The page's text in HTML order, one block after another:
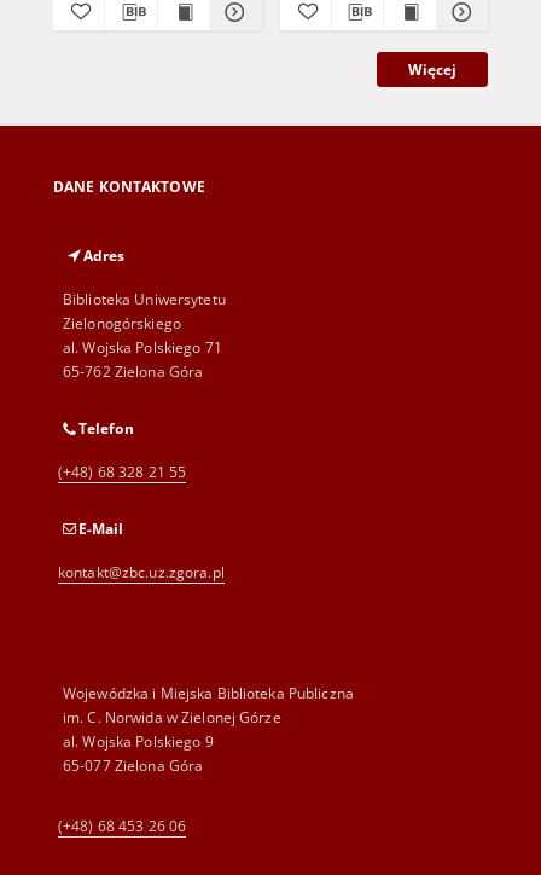
Więcej
DANE KONTAKTOWE
Adres
Biblioteka Uniwersytetu
Zielonogórskiego
al. Wojska Polskiego 71
65-762 Zielona Góra
Telefon
(+48) 68 328 21 55
E-Mail
kontakt@zbc.uz.zgora.pl
Wojewódzka i Miejska Biblioteka Publiczna
im. C. Norwida w Zielonej Górze
al. Wojska Polskiego 9
65-077 Zielona Góra
(+48) 68 453 26 06